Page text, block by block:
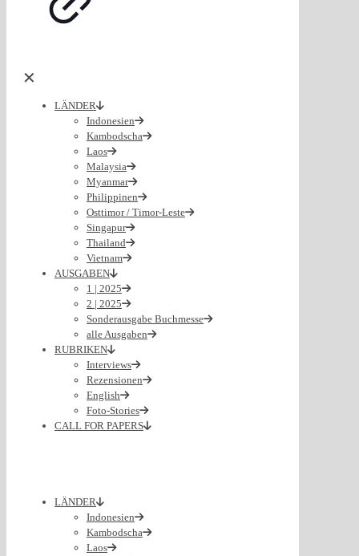
✕
LÄNDER
Indonesien
Kambodscha
Laos
Malaysia
Myanmar
Philippinen
Osttimor / Timor-Leste
Singapur
Thailand
Vietnam
AUSGABEN
1 | 2025
2 | 2025
Sonderausgabe Buchmesse
alle Ausgaben
RUBRIKEN
Interviews
Rezensionen
English
Foto-Stories
CALL FOR PAPERS
LÄNDER
Indonesien
Kambodscha
Laos